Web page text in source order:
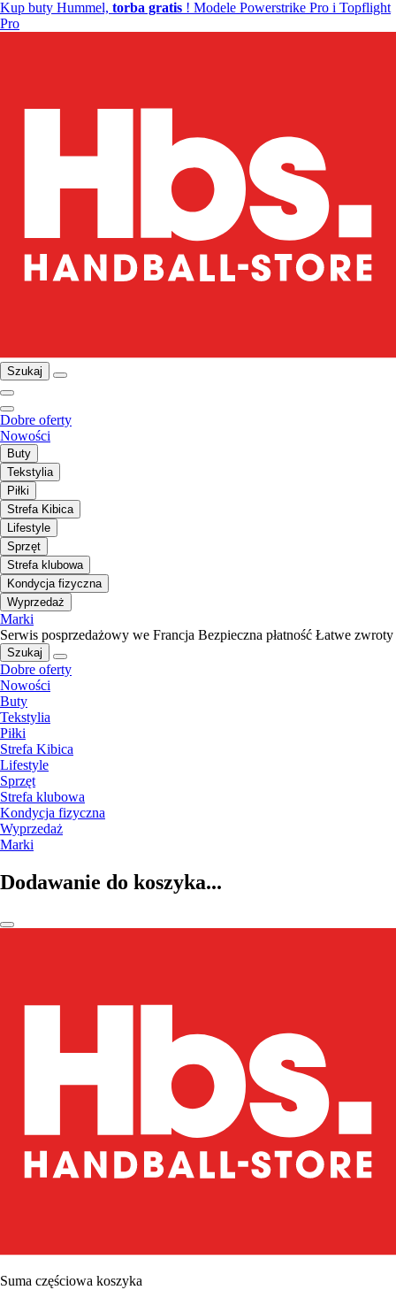
Kup buty Hummel, torba gratis ! Modele Powerstrike Pro i Topflight
Pro
Szukaj
Dobre oferty
Nowości
Buty
Tekstylia
Piłki
Strefa Kibica
Lifestyle
Sprzęt
Strefa klubowa
Kondycja fizyczna
Wyprzedaż
Marki
Serwis posprzedażowy we Francja Bezpieczna płatność Łatwe zwroty
Szukaj
Dobre oferty
Nowości
Buty
Tekstylia
Piłki
Strefa Kibica
Lifestyle
Sprzęt
Strefa klubowa
Kondycja fizyczna
Wyprzedaż
Marki
Dodawanie do koszyka...
Suma częściowa koszyka